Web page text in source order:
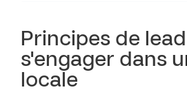
Principes de
s'engager dans
locale